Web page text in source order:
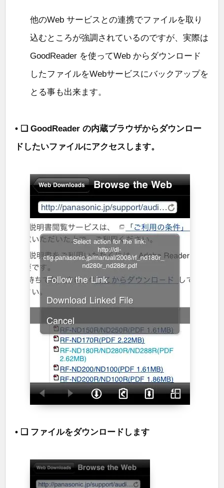
他のWeb サービスとの連携でファイルを取り
込むところが強調されているのですが、実際は
GoodReader を使ってWeb からダウンロード
したファイルをWebサービスにバックアップを
とる事も出来ます。
• ❑ GoodReader の内蔵ブラウザからダウンロー
ドしたいファイルにアクセスします。
• ❑ ファイルをダウンロードします